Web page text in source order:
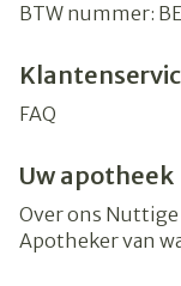
BTW nummer:
FAQ
Uw apotheek
Over ons
Apotheker van